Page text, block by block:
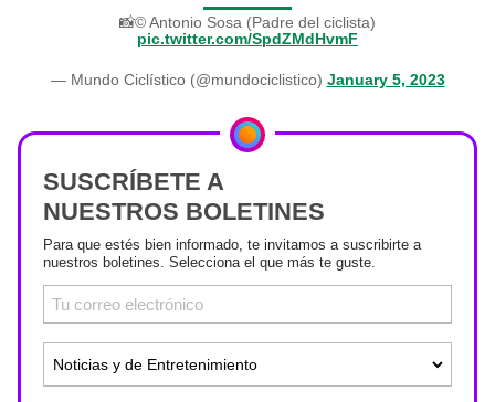
📸©️ Antonio Sosa (Padre del ciclista)
pic.twitter.com/SpdZMdHvmF
— Mundo Ciclístico (@mundociclistico) January 5, 2023
SUSCRÍBETE A
NUESTROS BOLETINES
Para que estés bien informado, te invitamos a suscribirte a
nuestros boletines. Selecciona el que más te guste.